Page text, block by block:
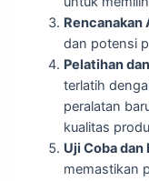
Rencanakan
dan potensi
Pelatihan
terlatih
peralatan
kualitas
Uji Coba dan
memastikan